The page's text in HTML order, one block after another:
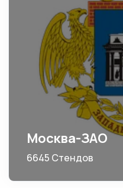
Москва-ЗАО
6645 Стендов